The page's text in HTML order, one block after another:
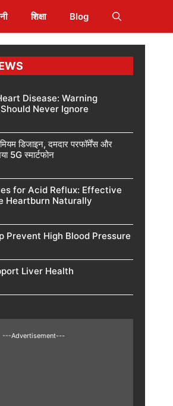
शिक्षा Blog
Disease: Warning
Never Ignore
डिजाइन, दमदार परफॉर्मेंस और
5G स्मार्टफोन
for Acid Reflux: Effective
Heartburn Naturally
Prevent High Blood Pressure
Liver Health
---Advertisement---